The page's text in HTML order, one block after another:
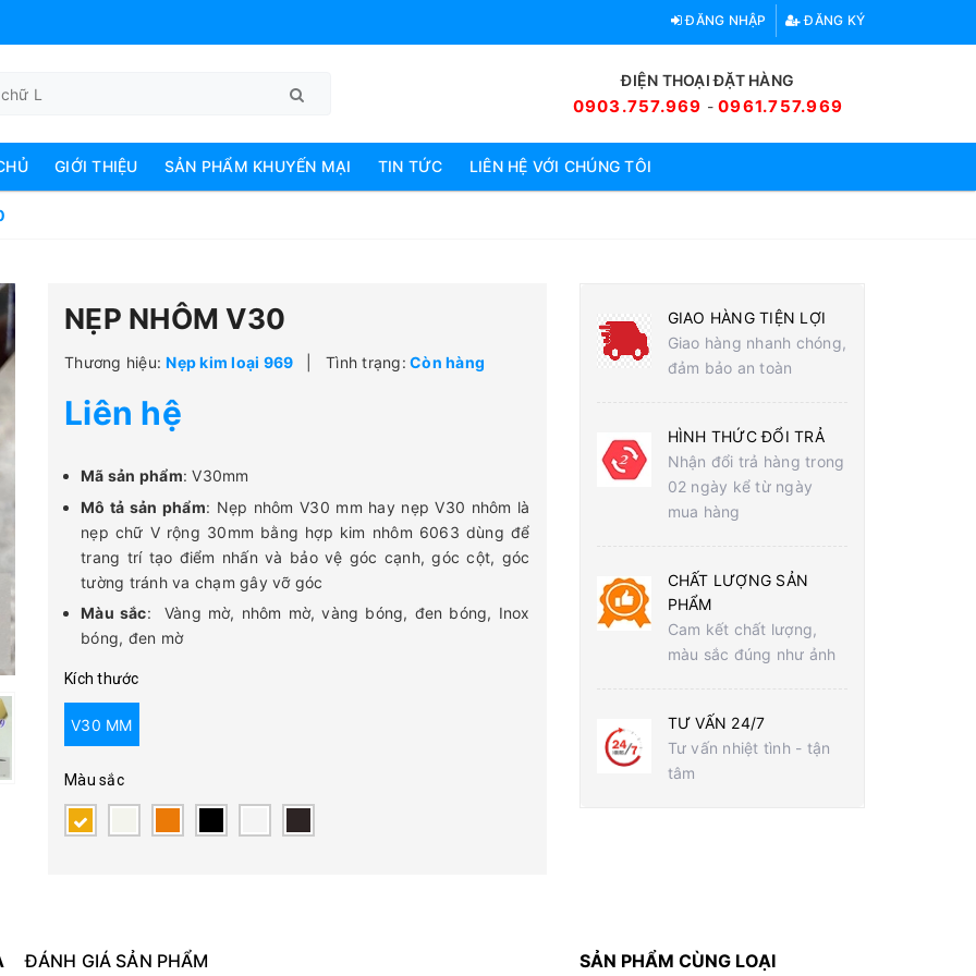
ĐĂNG NHẬP ĐĂNG KÝ
ĐIỆN THOẠI ĐẶT HÀNG
0903.757.969 -0961.757.969
GIỚI THIỆU SẢN PHẨM KHUYẾN MẠI TIN TỨC LIÊN HỆ VỚI CHÚNG TÔI
NẸP NHÔM V30
Thương hiệu: Nẹp kim loại 969 Tình trạng: Còn hàng
Liên hệ
Mã sản phẩm: V30mm
Mô tả sản phẩm: Nẹp nhôm V30 mm hay nẹp V30 nhôm là
nẹp chữ V rộng 30mm bằng hợp kim nhôm 6063 dùng để
trang trí tạo điểm nhấn và bảo vệ góc cạnh, góc cột, góc
tường tránh va chạm gây vỡ góc
Màu sắc: Vàng mờ, nhôm mờ, vàng bóng, đen bóng, Inox
bóng, đen mờ
Kích thước
V30 MM
Màu sắc
GIAO HÀNG TIỆN LỢI
Giao hàng nhanh chóng,
đảm bảo an toàn
HÌNH THỨC ĐỔI TRẢ
Nhận đổi trả hàng trong
02 ngày kể từ ngày
mua hàng
CHẤT LƯỢNG SẢN
PHẨM
Cam kết chất lượng,
màu sắc đúng như ảnh
TƯ VẤN 24/7
Tư vấn nhiệt tình - tận
tâm
ĐÁNH GIÁ SẢN PHẨM SẢN PHẨM CÙNG LOẠI